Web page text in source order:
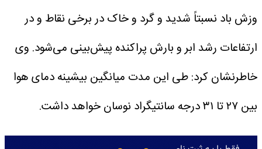
وزش باد نسبتاً شدید و گرد و خاک در برخی نقاط و در
ارتفاعات رشد ابر و بارش پراکنده پیش‌بینی می‌شود. وی
خاطرنشان کرد: طی این مدت میانگین بیشینه دمای هوا
بین ۲۷ تا ۳۱ درجه سانتیگراد نوسان خواهد داشت.